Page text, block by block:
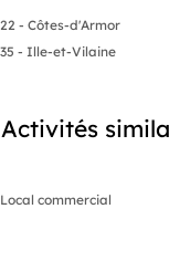
22 - Côtes-d'Armor
35 - Ille-et-Vilaine
Activités
Local commercial